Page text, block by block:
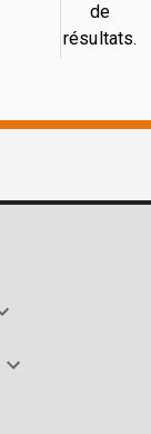
de
résultats.